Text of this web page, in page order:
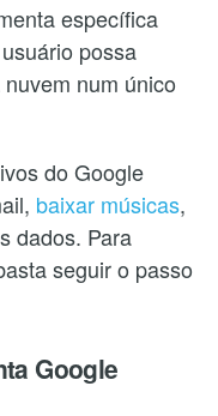
específica
possa
num único
do Google
baixar músicas,
dados. Para
seguir o passo
Google